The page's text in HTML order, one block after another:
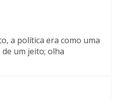
a política era como uma
de um jeito; olha